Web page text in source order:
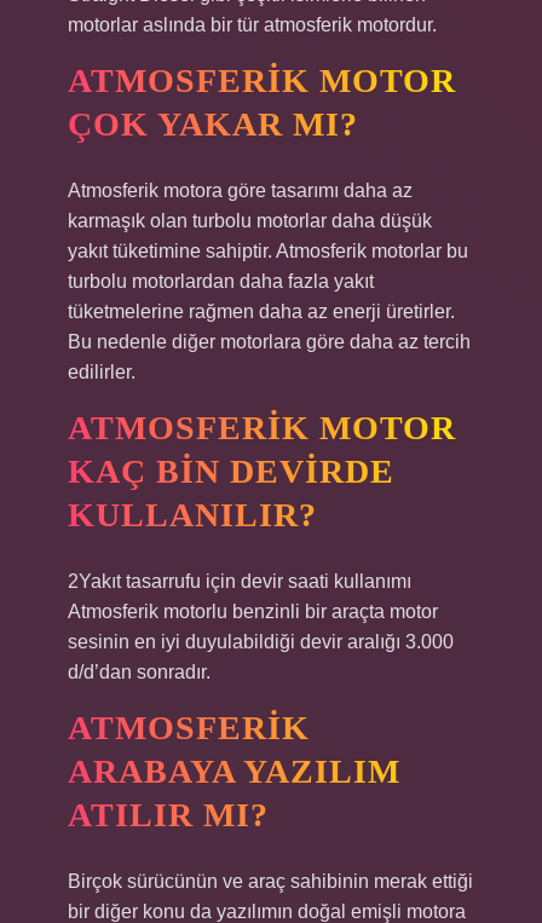
motorlar aslında bir tür atmosferik motordur.
ATMOSFERIK MOTOR
ÇOK YAKAR MI?
Atmosferik motora göre tasarımı daha az
karmaşık olan turbolu motorlar daha düşük
yakıt tüketimine sahiptir. Atmosferik motorlar bu
turbolu motorlardan daha fazla yakıt
tüketmelerine rağmen daha az enerji üretirler.
Bu nedenle diğer motorlara göre daha az tercih
edilirler.
ATMOSFERIK MOTOR
KAÇ BIN DEVIRDE
KULLANILIR?
2Yakıt tasarrufu için devir saati kullanımı
Atmosferik motorlu benzinli bir araçta motor
sesinin en iyi duyulabildiği devir aralığı 3.000
d/d’dan sonradır.
ATMOSFERIK
ARABAYA YAZILIM
ATILIR MI?
Birçok sürücünün ve araç sahibinin merak ettiği
bir diğer konu da yazılımın doğal emişli motora